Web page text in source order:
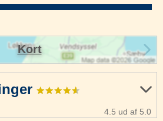
4.5 ud af 5.0
Kort